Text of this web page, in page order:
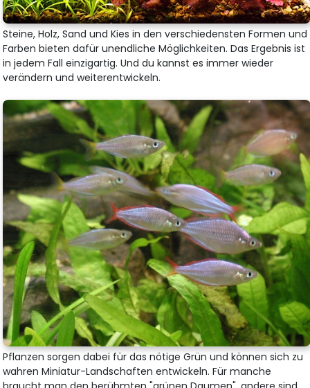
Steine, Holz, Sand und Kies in den verschiedensten Formen und
Farben bieten dafür unendliche Möglichkeiten. Das Ergebnis ist
in jedem Fall einzigartig. Und du kannst es immer wieder
verändern und weiterentwickeln.
Pflanzen sorgen dabei für das nötige Grün und können sich zu
wahren Miniatur-Landschaften entwickeln. Für manche